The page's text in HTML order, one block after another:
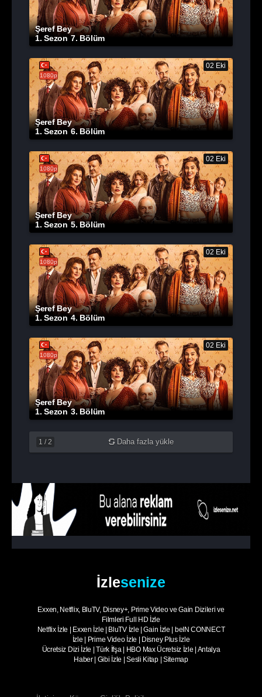
Şeref Bey
1. Sezon 7. Bölüm
1080p
02 Eki
Şeref Bey
1. Sezon6. Bölüm
1080p
02 Eki
Şeref Bey
1. Sezon5. Bölüm
1080p
02 Eki
Şeref Bey
1. Sezon4. Bölüm
1080p
02 Eki
Şeref Bey
1. Sezon3. Bölüm
1 / 2 Daha fazla yükle
İzlesenize
Exxen, Netflix, BluTV, Disney+, Prime Video ve Gain Dizileri ve
Filmleri Full HD İzle
Netflix İzle | Exxen İzle | BluTV İzle |Gain İzle | beIN CONNECT
İzle | Prime Video İzle | Disney Plus İzle
Ücretsiz Dizi İzle |Türk İfşa | HBO Max Ücretsiz İzle | Antalya
Haber| Gibi İzle |Sesli Kitap| Sitemap